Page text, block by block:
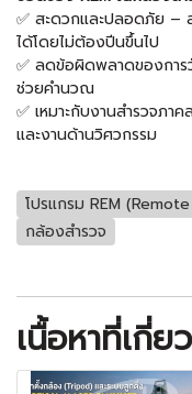
✅ สะดวกและปลอดภัย –
ได้โดยไม่ต้องปีนขึ้นไป
✅ ลดข้อผิดพลาดของกา
ช่วยคำนวณ
✅ เหมาะกับงานสำรวจภา
และงานด้านวิศวกรรม
โปรแกรม REM
กล้องสำรวจ
เนื้อหาที่เกี่ย